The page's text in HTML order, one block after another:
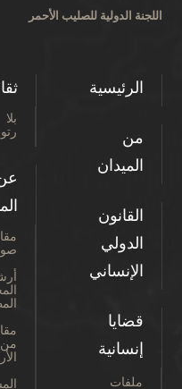
اللجنة الدولية للصليب الأحمر
الرئيسية
من
الميدان
القانون
الدولي
الإنساني
قضايا
إنسانية
ملفات
بلا
من